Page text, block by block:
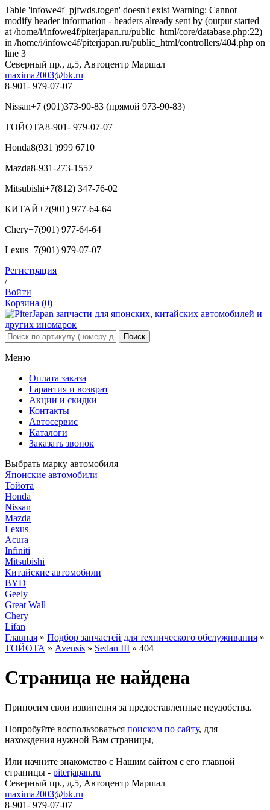
Table 'infowe4f_pjfwds.togen' doesn't exist Warning: Cannot
modify header information - headers already sent by (output started
at /home/i/infowe4f/piterjapan.ru/public_html/core/database.php:22)
in /home/i/infowe4f/piterjapan.ru/public_html/controllers/404.php on
line 3
Северный пр., д.5, Автоцентр Маршал
maxima2003@bk.ru
8-901- 979-07-07
Nissan+7 (901)373-90-83 (прямой 973-90-83)
ТОЙОТА8-901- 979-07-07
Honda8(931 )999 6710
Mazda8-931-273-1557
Mitsubishi+7(812) 347-76-02
КИТАЙ+7(901) 977-64-64
Chery+7(901) 977-64-64
Lexus+7(901) 979-07-07
Регистрация
/
Войти
Корзина (0)
Меню
Оплата заказа
Гарантия и возврат
Акции и скидки
Контакты
Автосервис
Каталоги
Заказать звонок
Выбрать марку автомобиля
Японские автомобили
Тойота
Honda
Nissan
Mazda
Lexus
Acura
Infiniti
Mitsubishi
Китайские автомобили
BYD
Geely
Great Wall
Chery
Lifan
Главная » Подбор запчастей для технического обслуживания »
ТОЙОТА » Avensis » Sedan III » 404
Страница не найдена
Приносим свои извинения за предоставленные неудобства.
Попробуйте воспользоваться поиском по сайту, для
нахождения нужной Вам страницы,
Или начните знакомство с Нашим сайтом с его главной
страницы - piterjapan.ru
Северный пр., д.5, Автоцентр Маршал
maxima2003@bk.ru
8-901- 979-07-07